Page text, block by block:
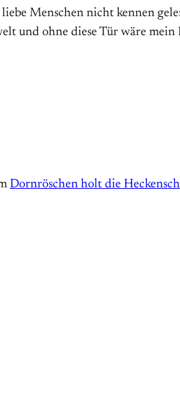
Menschen nicht kennen
und ohne diese Tür wäre mein
Dornröschen holt die